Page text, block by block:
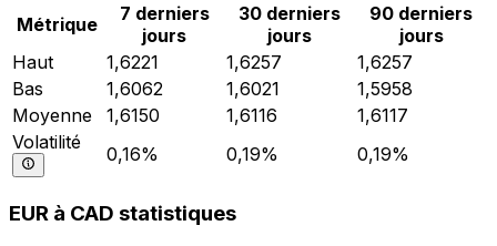
Métrique
7 derniers
jours
30 derniers
jours
90 derniers
jours
Haut
1,6221 1,6257
1,6257
Bas
1,6062 1,6021
1,5958
Moyenne
1,6150 1,6116
1,6117
Volatilité
0,16% 0,19% 0,19%
EUR à CAD statistiques